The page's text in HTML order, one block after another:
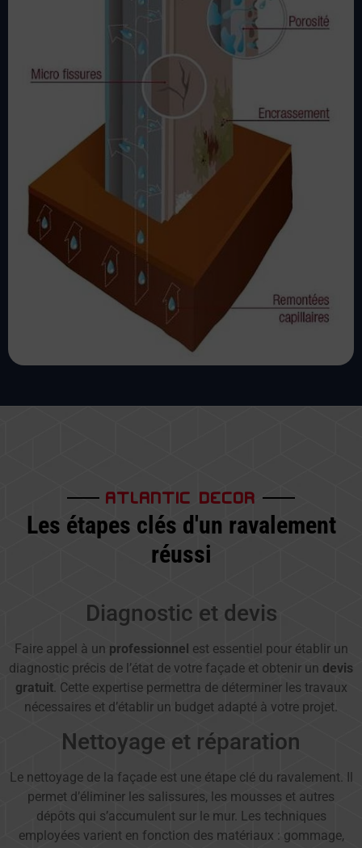
ATLANTIC DECOR
Les étapes clés d'un ravalement
réussi
Diagnostic et devis
Faire appel à un professionnel est essentiel pour établir un
diagnostic précis de l’état de votre façade et obtenir un devis
gratuit. Cette expertise permettra de déterminer les travaux
nécessaires et d’établir un budget adapté à votre projet.
Nettoyage et réparation
Le nettoyage de la façade est une étape clé du ravalement. Il
permet d’éliminer les salissures, les mousses et autres
dépôts qui s’accumulent sur le mur. Les techniques
employées varient en fonction des matériaux : gommage,